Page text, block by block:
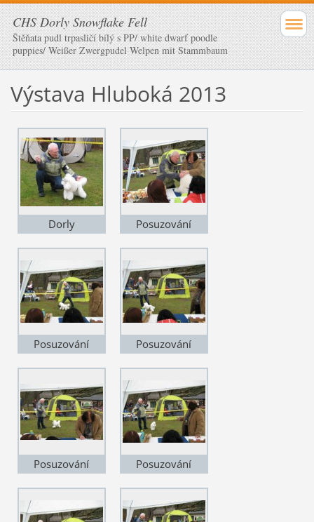
CHS Dorly Snowflake Fell
Štěňata pudl trpasličí bílý s PP/ white dwarf poodle
puppies/ Weißer Zwergpudel Welpen mit Stammbaum
Výstava Hluboká 2013
Dorly Posuzování
Posuzování Posuzování
Posuzování Posuzování